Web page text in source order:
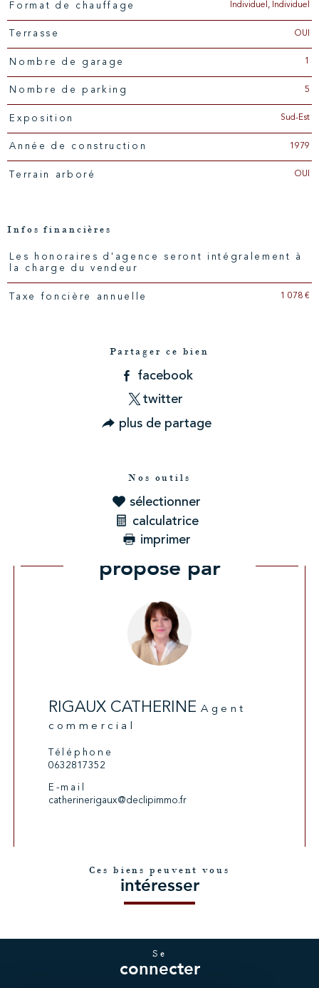
Format de chauffage Individuel, Individuel
Terrasse OUI
Nombre de garage 1
Nombre de parking 5
Exposition Sud-Est
Année de construction 1979
Terrain arboré OUI
Infos financières
Caractéristiques Valeurs
Les honoraires d'agence seront intégralement à
la charge du vendeur
Taxe foncière annuelle 1 078 €
Partager ce bien
facebook
twitter
plus de partage
Nos outils
sélectionner
calculatrice
imprimer
Ce bien vous est
proposé par
RIGAUX CATHERINE Agent
commercial
Téléphone
0632817352
E-mail
catherinerigaux@declipimmo.fr
Ces biens peuvent vous
intéresser
se
connecter